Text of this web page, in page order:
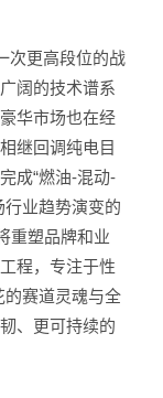
次更高段位的战
阔的技术谱系
华市场也在经
继回调纯电目
成“燃油-混动-
行业趋势演变的
重塑品牌和业
程，专注于性
的赛道灵魂与全
、更可持续的